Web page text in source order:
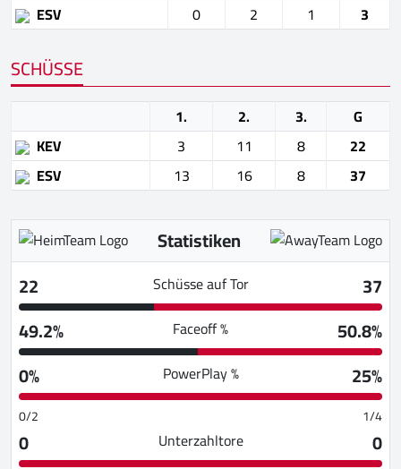
ESV
0 2 1 3
SCHÜSSE
1. 2. 3.
G
KEV
3 11 8
22
ESV
13 16 8 37
Statistiken
22
Schüsse auf Tor
37
49.2%
Faceoff %
50.8%
0%
PowerPlay % 25%
0/2 1/4
0 Unterzahltore
0